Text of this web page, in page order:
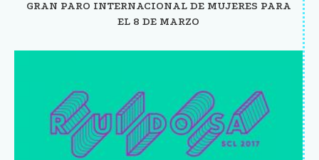
GRAN PARO INTERNACIONAL DE MUJERES PARA
EL 8 DE MARZO